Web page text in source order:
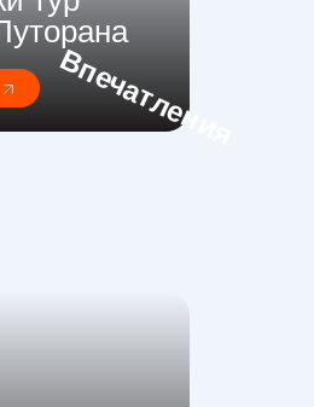
Впечатления